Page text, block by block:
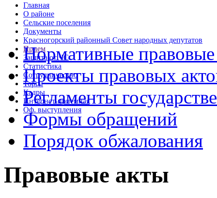
Главная
О районе
Сельские поселения
Документы
Красногорский районный Совет народных депутатов
Прием
Защита от ЧС
Статистика
Сотрудничество
Торги
Кадры
Интернет-приемная
Оф. выступления
Нормативные
Проекты правовых
Регламенты
Формы обращений
Порядок обжалования
Правовые акты